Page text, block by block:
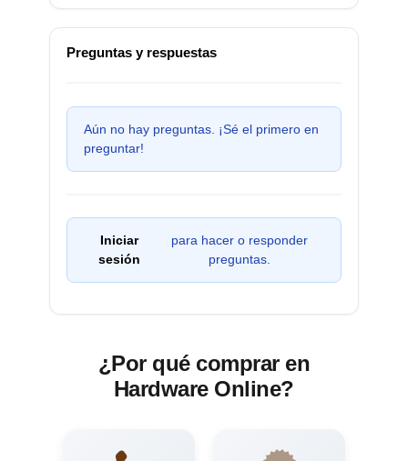
Preguntas y respuestas
Aún no hay preguntas. ¡Sé el primero en
preguntar!
Iniciar
sesión
para hacer o responder
preguntas.
¿Por qué comprar en
Hardware Online?